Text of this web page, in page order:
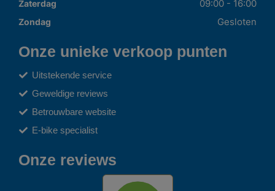
Zaterdag 09:00 - 16:00
Zondag Gesloten
Onze unieke verkoop punten
Uitstekende service
Geweldige reviews
Betrouwbare website
E-bike specialist
Onze reviews